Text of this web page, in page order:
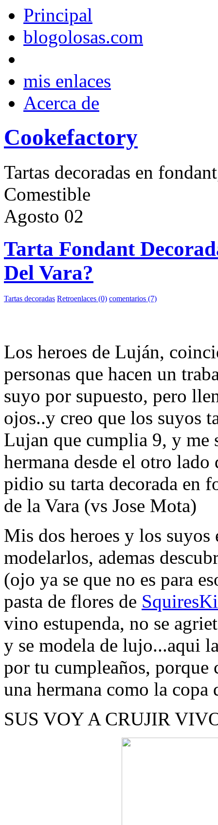
Principal
blogolosas.com
mis enlaces
Acerca de
Cookefactory
Tartas decoradas en
Comestible
Agosto 02
Tarta Fondant
Del Vara?
Tartas decoradas Retroenlaces (0) comentarios (7)
Los heroes de Luján,
personas que hacen un
suyo por supuesto, pero
ojos..y creo que los suyos
Lujan que cumplia 9, y me
hermana desde el otro
pidio su tarta decorada en
de la Vara (vs Jose Mota)
Mis dos heroes y los
modelarlos, ademas
(ojo ya se que no es para
pasta de flores de
vino estupenda, no se
y se modela de lujo...aqui
por tu cumpleaños,
una hermana como la copa
SUS VOY A CRUJIR